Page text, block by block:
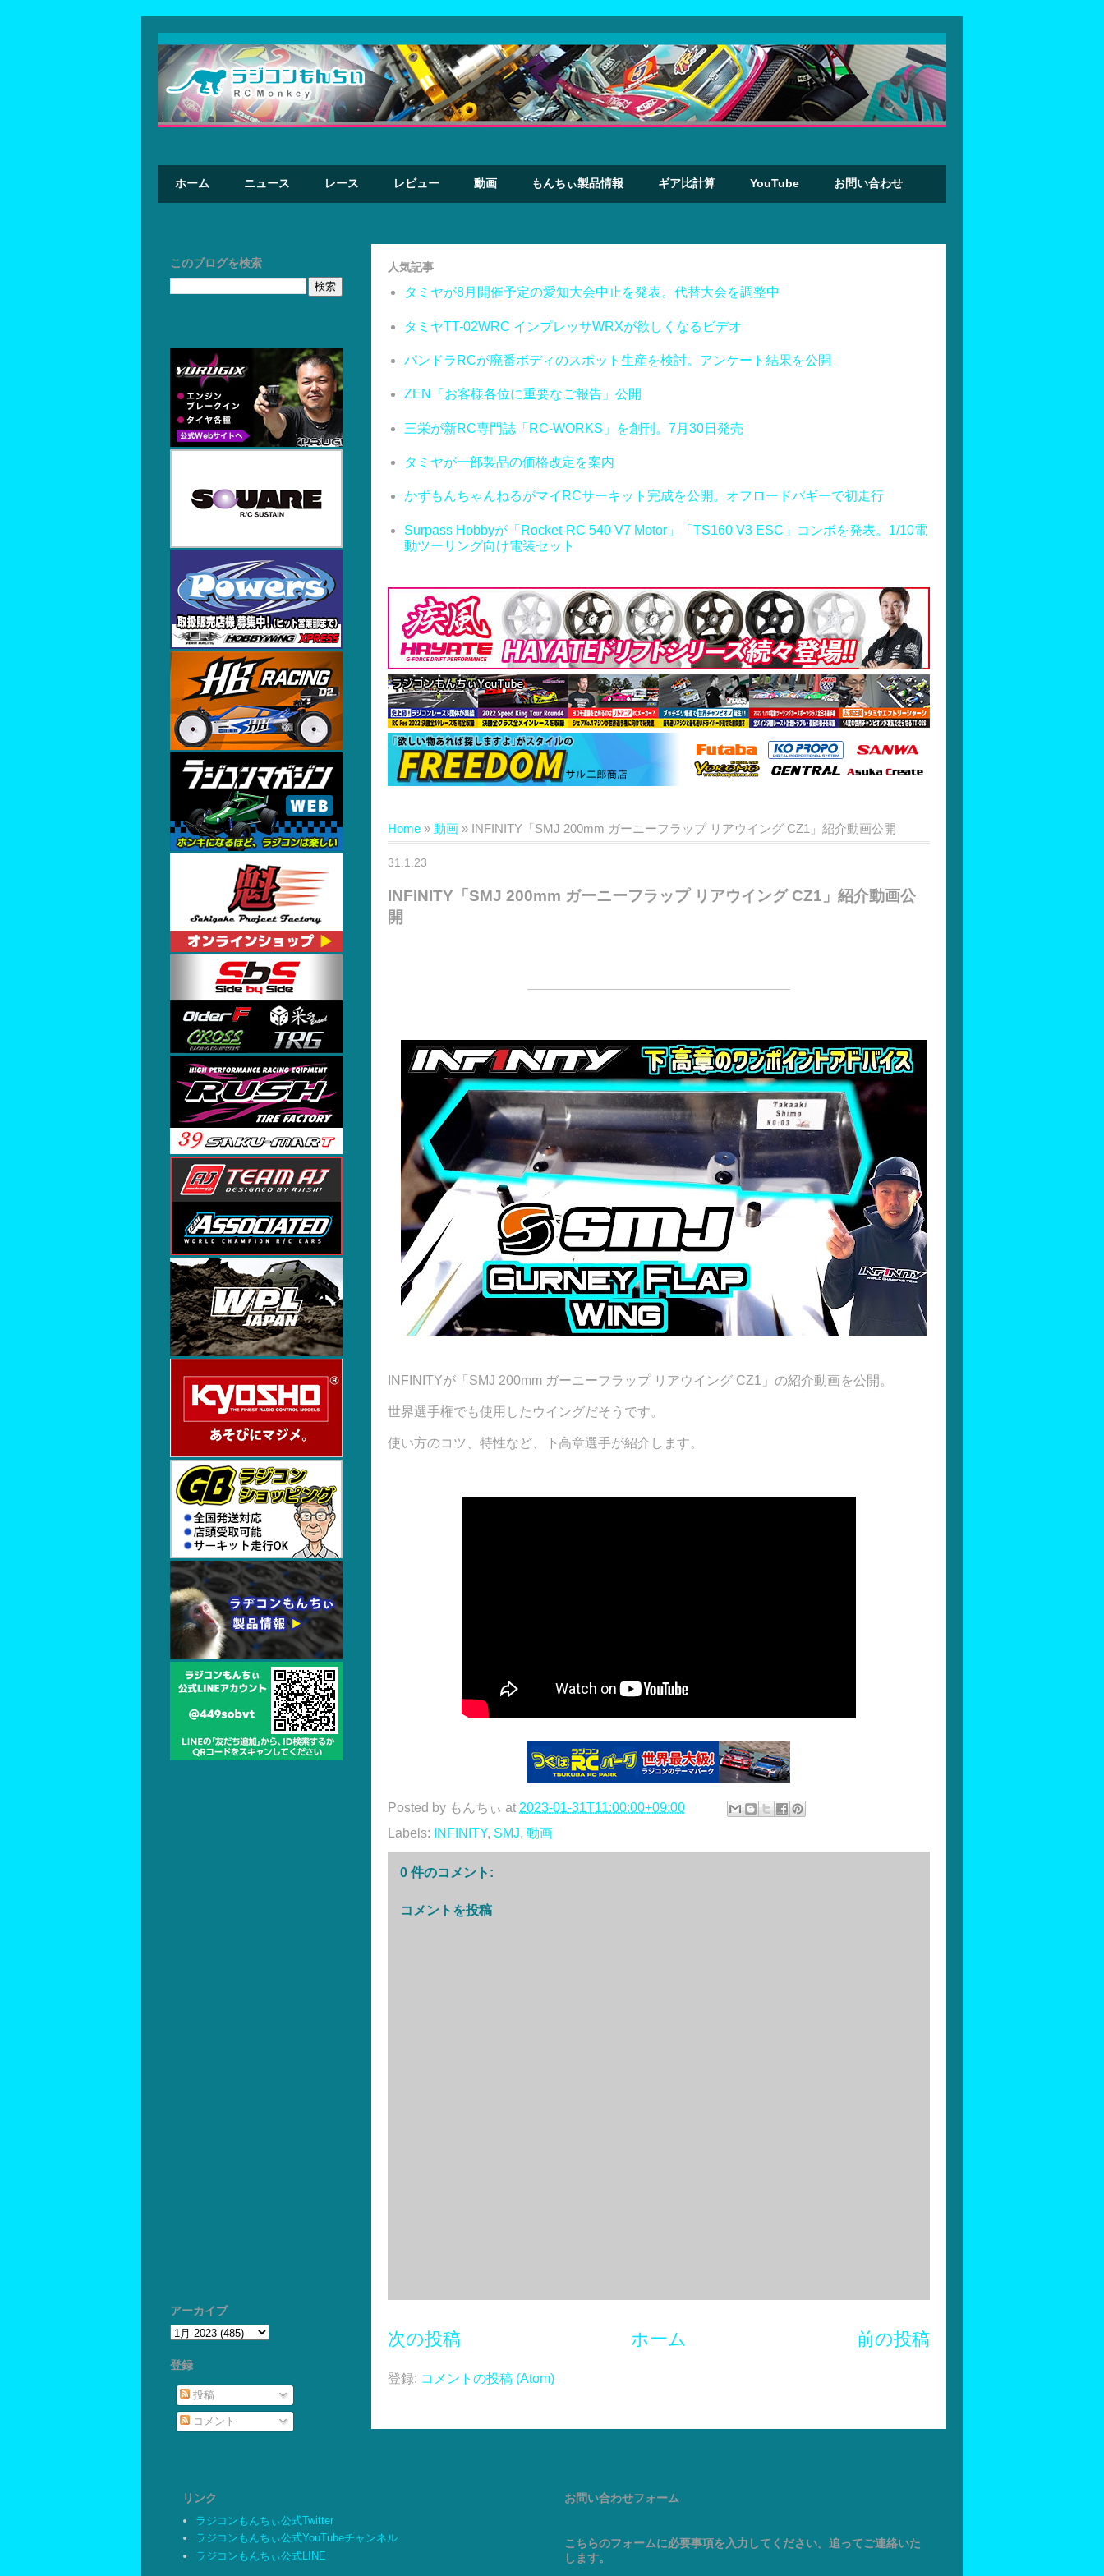
ホーム ニュース レース レビュー 動画 もんちぃ製品情報 ギア比計算 YouTube お問い合わせ
人気記事
タミヤが8月開催予定の愛知大会中止を発表。代替大会を調整中
タミヤTT-02WRC インプレッサWRXが欲しくなるビデオ
パンドラRCが廃番ボディのスポット生産を検討。アンケート結果を公開
ZEN「お客様各位に重要なご報告」公開
三栄が新RC専門誌「RC-WORKS」を創刊。7月30日発売
タミヤが一部製品の価格改定を案内
かずもんちゃんねるがマイRCサーキット完成を公開。オフロードバギーで初走行
Surpass Hobbyが「Rocket-RC 540 V7 Motor」「TS160 V3 ESC」コンボを発表。1/10電
動ツーリング向け電装セット
Home » 動画 » INFINITY「SMJ 200mm ガーニーフラップ リアウイング CZ1」紹介動画公開
31.1.23
INFINITY「SMJ 200mm ガーニーフラップ リアウイング CZ1」紹介動画公
開
INFINITYが「SMJ 200mm ガーニーフラップ リアウイング CZ1」の紹介動画を公開。
世界選手権でも使用したウイングだそうです。
使い方のコツ、特性など、下高章選手が紹介します。
Posted by もんちぃ at 2023-01-31T11:00:00+09:00
Labels:
INFINITY, SMJ, 動画
0 件のコメント:
コメントを投稿
次の投稿 前の投稿
ホーム
登録: コメントの投稿 (Atom)
このブログを検索
アーカイブ
登録
投稿
コメント
リンク
ラジコンもんちぃ公式Twitter
ラジコンもんちぃ公式YouTubeチャンネル
ラジコンもんちぃ公式LINE
お問い合わせフォーム
こちらのフォームに必要事項を入力してください。追ってご連絡いた
します。